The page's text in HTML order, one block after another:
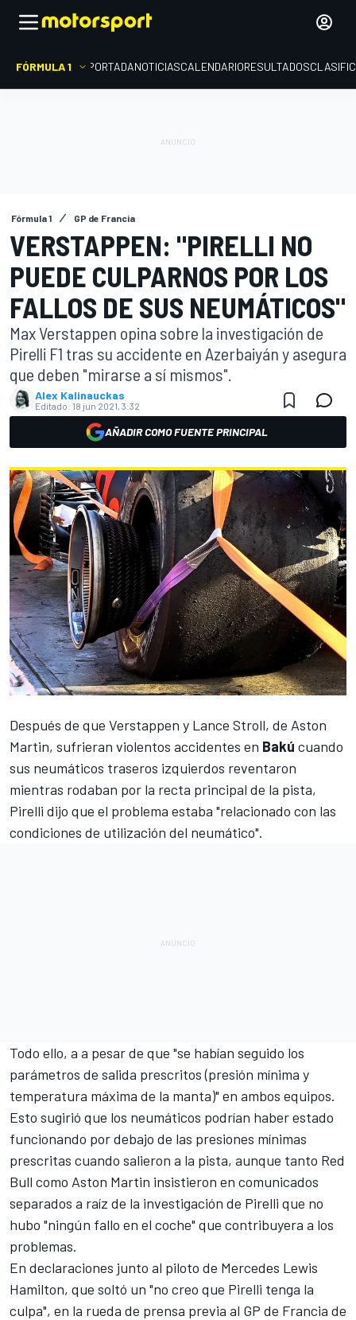
FÓRMULA 1 PORTADANOTICIASCALENDARIORESULTADOS
Fórmula 1 GP de Francia
VERSTAPPEN: "PIRELLI NO
PUEDE CULPARNOS POR LOS
FALLOS DE SUS NEUMÁTICOS"
Max Verstappen opina sobre la investigación de
Pirelli F1 tras su accidente en Azerbaiyán y asegura
que deben "mirarse a sí mismos".
Alex Kalinauckas
Editado: 18 jun 2021, 3:32
AÑADIR COMO FUENTE PRINCIPAL
Después de que Verstappen y Lance Stroll, de Aston
Martin, sufrieran violentos accidentes en Bakú cuando
sus neumáticos traseros izquierdos reventaron
mientras rodaban por la recta principal de la pista,
Pirelli dijo que el problema estaba "relacionado con las
condiciones de utilización del neumático".
Todo ello, a a pesar de que "se habían seguido los
parámetros de salida prescritos (presión mínima y
temperatura máxima de la manta)" en ambos equipos.
Esto sugirió que los neumáticos podrían haber estado
funcionando por debajo de las presiones mínimas
prescritas cuando salieron a la pista, aunque tanto Red
Bull como Aston Martin insistieron en comunicados
separados a raíz de la investigación de Pirelli que no
hubo "ningún fallo en el coche" que contribuyera a los
problemas.
En declaraciones junto al piloto de Mercedes Lewis
Hamilton, que soltó un "no creo que Pirelli tenga la
culpa", en la rueda de prensa previa al GP de Francia de